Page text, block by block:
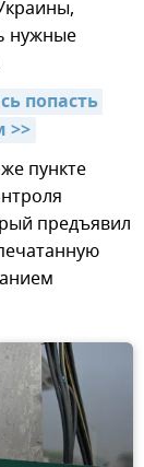
нужные
попасть
>>
пункте
предъявил